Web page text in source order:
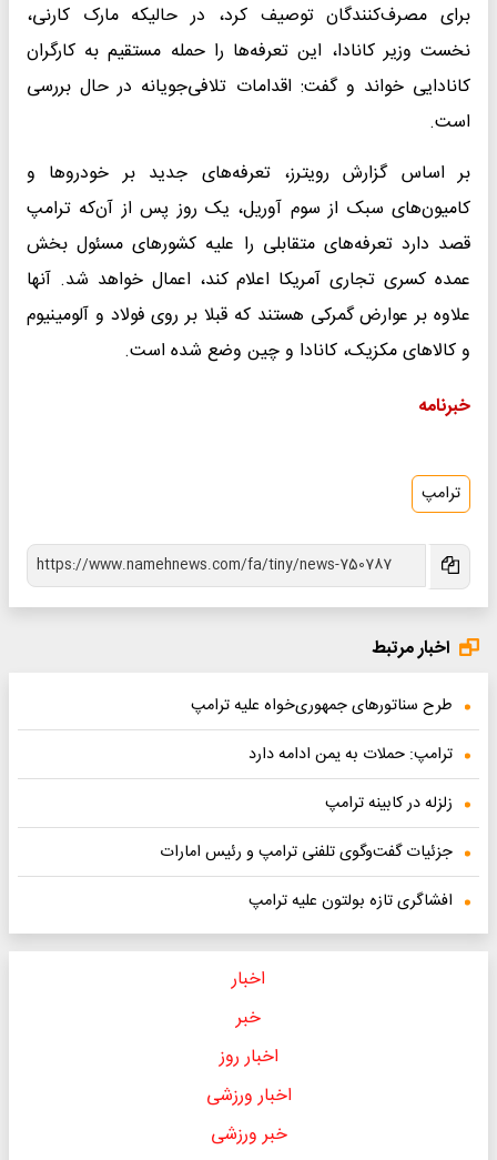
برای مصرف‌کنندگان توصیف کرد، در حالیکه مارک کارنی،
نخست وزیر کانادا، این تعرفه‌ها را حمله مستقیم به کارگران
کانادایی خواند و گفت: اقدامات تلافی‌جویانه در حال بررسی
است.
بر اساس گزارش رویترز، تعرفه‌های جدید بر خودروها و
کامیون‌های سبک از سوم آوریل، یک روز پس از آن‌که ترامپ
قصد دارد تعرفه‌های متقابلی را علیه کشورهای مسئول بخش
عمده کسری تجاری آمریکا اعلام کند، اعمال خواهد شد. آنها
علاوه بر عوارض گمرکی هستند که قبلا بر روی فولاد و آلومینیوم
و کالاهای مکزیک، کانادا و چین وضع شده است.
خبرنامه
ترامپ
اخبار مرتبط
طرح سناتورهای جمهوری‌خواه علیه ترامپ
ترامپ: حملات به یمن ادامه دارد
زلزله در کابینه ترامپ
جزئیات گفت‌وگوی تلفنی ترامپ و رئیس امارات
افشاگری تازه بولتون علیه ترامپ
اخبار
خبر
اخبار روز
اخبار ورزشی
خبر ورزشی